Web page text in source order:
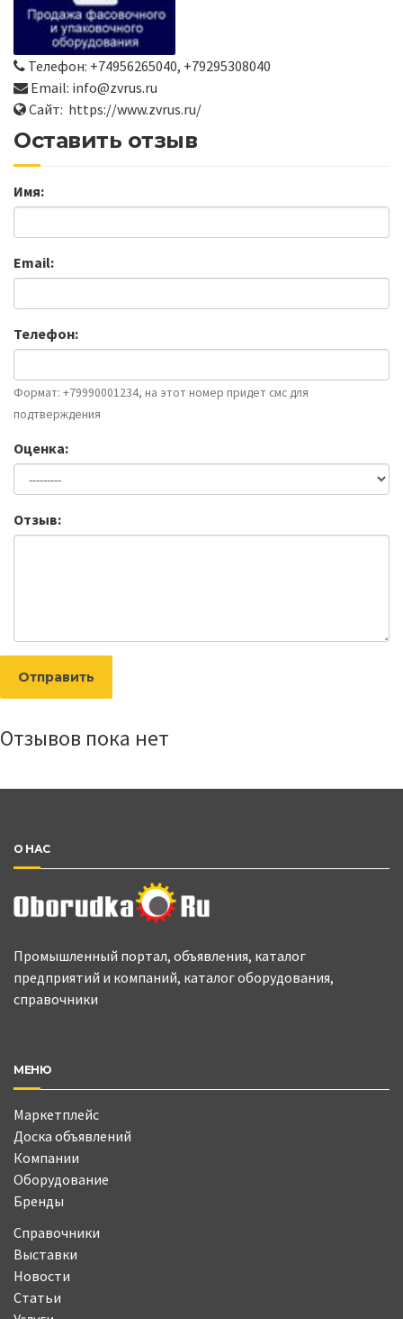
Телефон: +74956265040, +79295308040
Email: info@zvrus.ru
Сайт: https://www.zvrus.ru/
Оставить отзыв
Имя:
Email:
Телефон:
Формат: +79990001234, на этот номер придет смс для
подтверждения
Оценка:
Отзыв:
Отправить
Отзывов пока нет
О НАС
Промышленный портал, объявления, каталог
предприятий и компаний, каталог оборудования,
справочники
МЕНЮ
Маркетплейс
Доска объявлений
Компании
Оборудование
Бренды
Справочники
Выставки
Новости
Статьи